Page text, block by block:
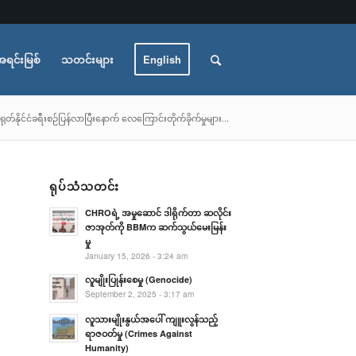
င်းမြစ် သတင်းများ English
င်ငံခရီးစဉ်ပြန်လာပြီးနောက် လေကြောင်းတိုက်ခိုက်မှုများ...
ရုပ်သံသတင်း
CHROရဲ့ အမှုဆောင် ဒါရိုက်တာ ဆလိုင်း
ဇာအုတ်ကို BBMက ဆက်သွယ်မေးမြန်း
မှု
January 15, 2026 - 3:24 am
လူမျိုးပြုန်းစေမှု (Genocide)
September 2, 2025 - 3:17 am
လူသားမျိုးနွယ်အပေါ် ကျူးလွန်သည့်
ရာဇဝတ်မှု (Crimes Against
Humanity)